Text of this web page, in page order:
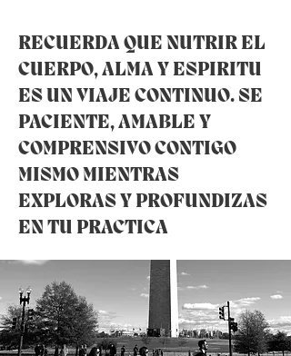
RECUERDA QUE NUTRIR EL
CUERPO, ALMA Y ESPIRITU
ES UN VIAJE CONTINUO. SE
PACIENTE, AMABLE Y
COMPRENSIVO CONTIGO
MISMO MIENTRAS
EXPLORAS Y PROFUNDIZAS
EN TU PRACTICA